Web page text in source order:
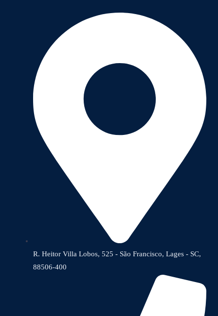
R. Heitor Villa Lobos, 525 - São Francisco, Lages - SC,
88506-400